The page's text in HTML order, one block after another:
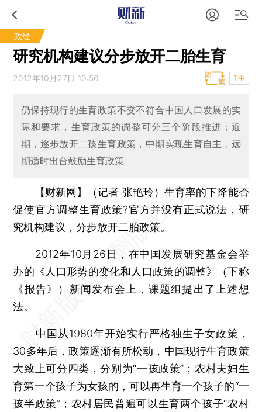
政经
研究机构建议分步放开二胎生育
2012年10月27日 10:56 T中
仍保持现行的生育政策不变不符合中国人口发展的实
际和要求，生育政策的调整可分三个阶段推进；近
期，逐步放开二孩生育政策，中期实现生育自主，远
期适时出台鼓励生育政策
【财新网】（记者 张艳玲） 生育率的下降能否
促使官方调整生育政策?官方并没有正式说法，研
究机构建议，分步放开二胎政策。
2012年10月26日，在中国发展研究基金会举
办的《人口形势的变化和人口政策的调整》（下称
《报告》）新闻发布会上，课题组提出了上述想
法。
中国从1980年开始实行严格独生子女政策，
30多年后，政策逐渐有所松动，中国现行生育政策
大致上可分四类，分别为“一孩政策”；农村夫妇生
育第一个孩子为女孩的，可以再生育一个孩子的“一
孩半政策”；农村居民普遍可以生育两个孩子“农村